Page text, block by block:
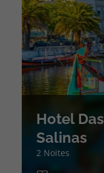
Hotel Das
Salinas
2 Noites